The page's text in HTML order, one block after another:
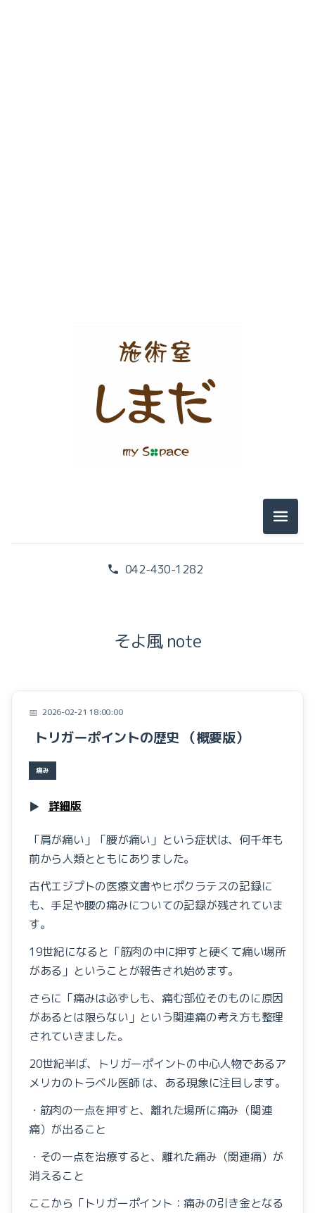
テンセグリティー
筋膜
痛み
症例
しまだの施術
042-430-1282
腰痛と画像検査
腰痛と腹筋
本の紹介
お知らせ
Focal Vibration Therapy
目から鱗の腰痛教室
メニュ
そよ風 note
2026-02-21 18:00:00
トリガーポイントの歴史 （概要版）
痛み
▶︎ 詳細版
「肩が痛い」「腰が痛い」という症状は、何千年も
前から人類とともにありました。
古代エジプトの医療文書やヒポクラテスの記録に
も、手足や腰の痛みについての記録が残されていま
す。
19世紀になると「筋肉の中に押すと硬くて痛い場所
がある」ということが報告され始めます。
さらに「痛みは必ずしも、痛む部位そのものに原因
があるとは限らない」という関連痛の考え方も整理
されていきました。
20世紀半ば、トリガーポイントの中心人物であるア
メリカのトラベル医師 は、ある現象に注目します。
・筋肉の一点を押すと、離れた場所に痛み（関連
痛）が出ること
・その一点を治療すると、離れた痛み（関連痛）が
消えること
ここから「トリガーポイント：痛みの引き金となる